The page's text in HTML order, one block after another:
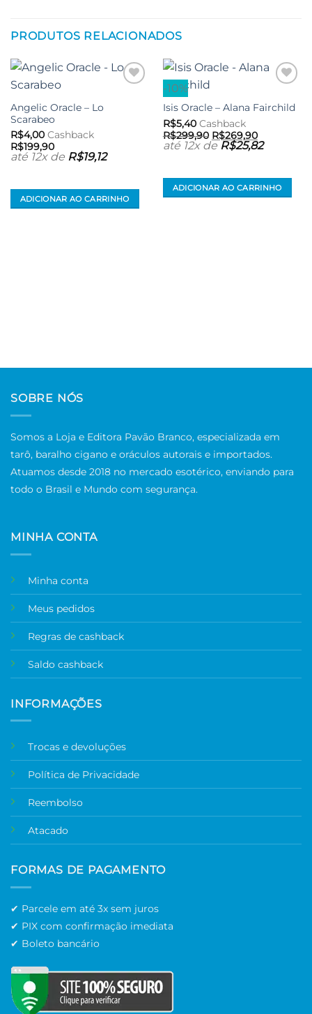
PRODUTOS RELACIONADOS
Angelic Oracle – Lo
Scarabeo
R$4,00Cashback
R$199,90
até 12x de R$19,12
ADICIONAR AO CARRINHO
-10%
aos meus
desejos
Isis Oracle – Alana Fairchild
R$5,40Cashback
R$299,90 O
preço
original
R$269,90O
preço
atual
até 12x de R$25,82
ADICIONAR AO CARRINHO
SOBRE NÓS
Somos a Loja e Editora Pavão Branco, especializada em
tarô, baralho cigano e oráculos autorais e importados.
Atuamos desde 2018 no mercado esotérico, enviando para
todo o Brasil e Mundo com segurança.
MINHA CONTA
Minha conta
Meus pedidos
Regras de cashback
Saldo cashback
INFORMAÇÕES
Trocas e devoluções
Política de Privacidade
Reembolso
Atacado
FORMAS DE PAGAMENTO
✔ Parcele em até 3x sem juros
✔ PIX com confirmação imediata
✔ Boleto bancário